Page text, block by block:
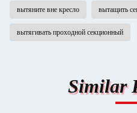
вытяните вне кресло вытащить
вытягивать проходной секционный
Similar